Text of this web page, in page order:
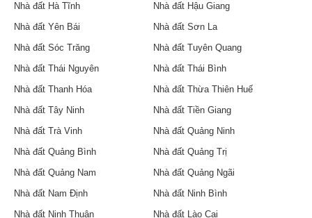
Nhà đất Hà Tĩnh
Nhà đất Hậu Giang
Nhà đất Yên Bái
Nhà đất Sơn La
Nhà đất Sóc Trăng
Nhà đất Tuyên Quang
Nhà đất Thái Nguyên
Nhà đất Thái Bình
Nhà đất Thanh Hóa
Nhà đất Thừa Thiên Huế
Nhà đất Tây Ninh
Nhà đất Tiền Giang
Nhà đất Trà Vinh
Nhà đất Quảng Ninh
Nhà đất Quảng Bình
Nhà đất Quảng Trị
Nhà đất Quảng Nam
Nhà đất Quảng Ngãi
Nhà đất Nam Định
Nhà đất Ninh Bình
Nhà đất Ninh Thuận
Nhà đất Lào Cai